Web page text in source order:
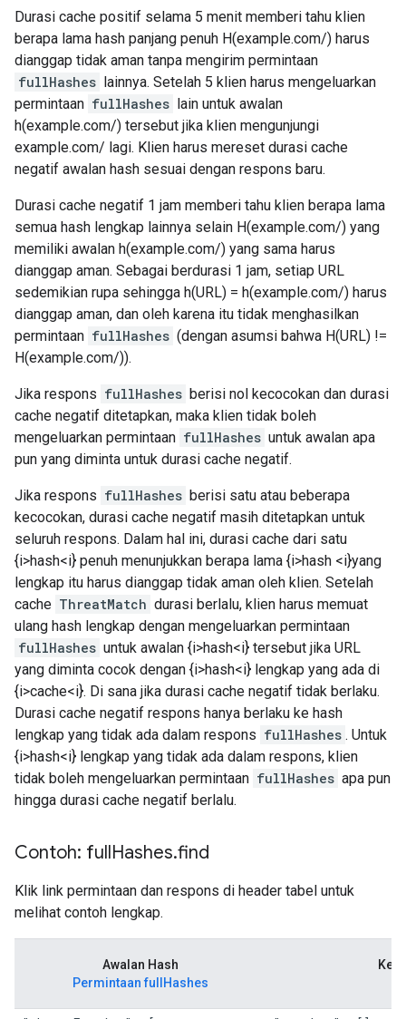
Durasi cache positif selama 5 menit memberi tahu klien
berapa lama hash panjang penuh H(example.com/) harus
dianggap tidak aman tanpa mengirim permintaan
fullHashes lainnya. Setelah 5 klien harus mengeluarkan
permintaan fullHashes lain untuk awalan
h(example.com/) tersebut jika klien mengunjungi
example.com/ lagi. Klien harus mereset durasi cache
negatif awalan hash sesuai dengan respons baru.
Durasi cache negatif 1 jam memberi tahu klien berapa lama
semua hash lengkap lainnya selain H(example.com/) yang
memiliki awalan h(example.com/) yang sama harus
dianggap aman. Sebagai berdurasi 1 jam, setiap URL
sedemikian rupa sehingga h(URL) = h(example.com/) harus
dianggap aman, dan oleh karena itu tidak menghasilkan
permintaan fullHashes (dengan asumsi bahwa H(URL) !=
H(example.com/)).
Jika respons fullHashes berisi nol kecocokan dan durasi
cache negatif ditetapkan, maka klien tidak boleh
mengeluarkan permintaan fullHashes untuk awalan apa
pun yang diminta untuk durasi cache negatif.
Jika respons fullHashes berisi satu atau beberapa
kecocokan, durasi cache negatif masih ditetapkan untuk
seluruh respons. Dalam hal ini, durasi cache dari satu
{i>hash<i} penuh menunjukkan berapa lama {i>hash <i}yang
lengkap itu harus dianggap tidak aman oleh klien. Setelah
cache ThreatMatch durasi berlalu, klien harus memuat
ulang hash lengkap dengan mengeluarkan permintaan
fullHashes untuk awalan {i>hash<i} tersebut jika URL
yang diminta cocok dengan {i>hash<i} lengkap yang ada di
{i>cache<i}. Di sana jika durasi cache negatif tidak berlaku.
Durasi cache negatif respons hanya berlaku ke hash
lengkap yang tidak ada dalam respons fullHashes . Untuk
{i>hash<i} lengkap yang tidak ada dalam respons, klien
tidak boleh mengeluarkan permintaan fullHashes apa pun
hingga durasi cache negatif berlalu.
Contoh: fullHashes.find
Klik link permintaan dan respons di header tabel untuk
melihat contoh lengkap.
Awalan Hash
Permintaan fullHashes